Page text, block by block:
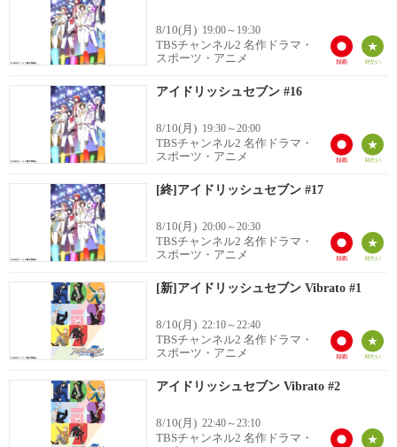
8/10(月) 19:00～19:30
TBSチャンネル2 名作ドラマ・
スポーツ・アニメ
アイドリッシュセブン #16
8/10(月) 19:30～20:00
TBSチャンネル2 名作ドラマ・
スポーツ・アニメ
[終]アイドリッシュセブン #17
8/10(月) 20:00～20:30
TBSチャンネル2 名作ドラマ・
スポーツ・アニメ
[新]アイドリッシュセブン Vibrato #1
8/10(月) 22:10～22:40
TBSチャンネル2 名作ドラマ・
スポーツ・アニメ
アイドリッシュセブン Vibrato #2
8/10(月) 22:40～23:10
TBSチャンネル2 名作ドラマ・